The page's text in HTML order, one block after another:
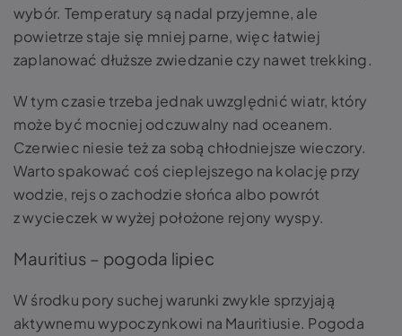
wybór. Temperatury są nadal przyjemne, ale
powietrze staje się mniej parne, więc łatwiej
zaplanować dłuższe zwiedzanie czy nawet trekking.
W tym czasie trzeba jednak uwzględnić wiatr, który
może być mocniej odczuwalny nad oceanem.
Czerwiec niesie też za sobą chłodniejsze wieczory.
Warto spakować coś cieplejszego na kolację przy
wodzie, rejs o zachodzie słońca albo powrót
z wycieczek w wyżej położone rejony wyspy.
Mauritius – pogoda lipiec
W środku pory suchej warunki zwykle sprzyjają
aktywnemu wypoczynkowi na Mauritiusie. Pogoda